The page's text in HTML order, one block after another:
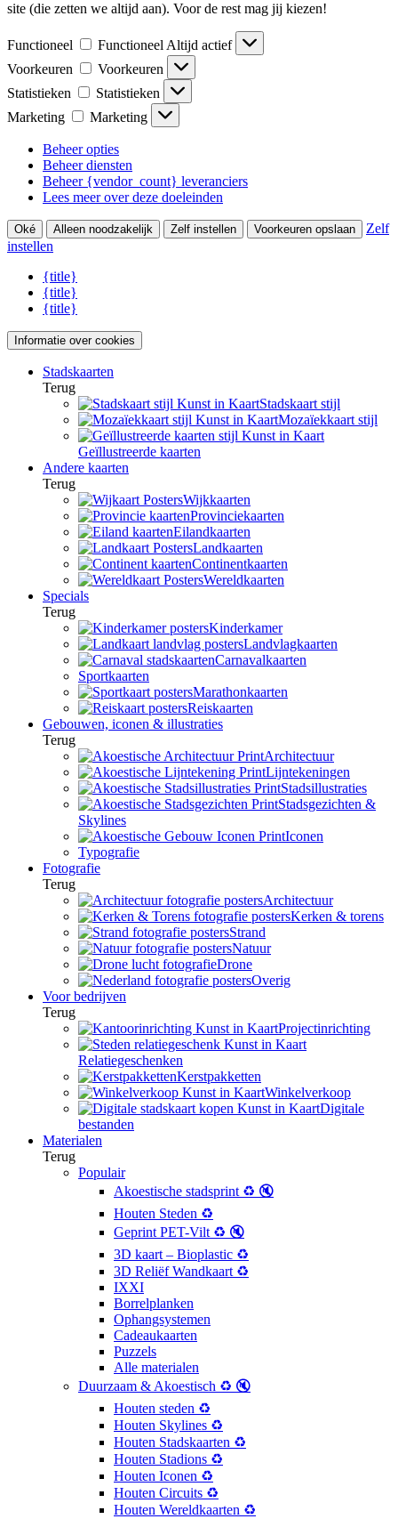
site (die zetten we altijd aan). Voor de rest mag jij kiezen!
Functioneel Functioneel Altijd actief
Voorkeuren
Voorkeuren
Statistieken
Statistieken
Marketing
Marketing
Beheer opties
Beheer diensten
Beheer {vendor_count} leveranciers
Lees meer over deze doeleinden
Oké Alleen noodzakelijk Zelf instellen Voorkeuren opslaan
Zelf
instellen
{title}
{title}
{title}
Informatie over cookies
Stadskaarten
Terug
Stadskaart stijl
Mozaïekkaart stijl
Geïllustreerde kaarten
Andere kaarten
Terug
Wijkkaarten
Provinciekaarten
Eilandkaarten
Landkaarten
Continentkaarten
Wereldkaarten
Specials
Terug
Kinderkamer
Landvlagkaarten
Carnavalkaarten
Sportkaarten
Marathonkaarten
Reiskaarten
Gebouwen, iconen & illustraties
Terug
Architectuur
Lijntekeningen
Stadsillustraties
Stadsgezichten &
Skylines
Iconen
Typografie
Fotografie
Terug
Architectuur
Kerken & torens
Strand
Natuur
Drone
Overig
Voor bedrijven
Terug
Projectinrichting
Relatiegeschenken
Kerstpakketten
Winkelverkoop
Digitale
bestanden
Materialen
Terug
Populair
Akoestische stadsprint ♻️ 🔇
Houten Steden ♻️
Geprint PET-Vilt ♻️ 🔇
3D kaart – Bioplastic ♻️
3D Reliëf Wandkaart ♻️
IXXI
Borrelplanken
Ophangsystemen
Cadeaukaarten
Puzzels
Alle materialen
Duurzaam & Akoestisch ♻️ 🔇
Houten steden ♻️
Houten Skylines ♻️
Houten Stadskaarten ♻️
Houten Stadions ♻️
Houten Iconen ♻️
Houten Circuits ♻️
Houten Wereldkaarten ♻️